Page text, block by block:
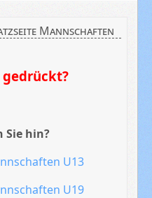
Mannschaften
gedrückt?
Sie hin?
U13
U19